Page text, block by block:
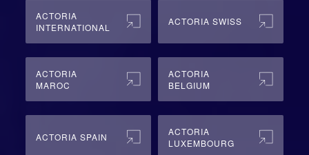
ACTORIA
INTERNATIONAL
ACTORIA SWISS
ACTORIA
MAROC
ACTORIA
BELGIUM
ACTORIA SPAIN
ACTORIA
LUXEMBOURG